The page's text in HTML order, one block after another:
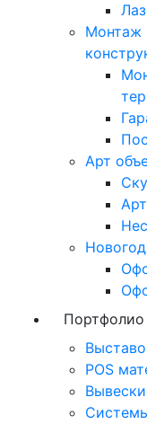
Монтаж
Арт
Портфолио
POS
Вывески